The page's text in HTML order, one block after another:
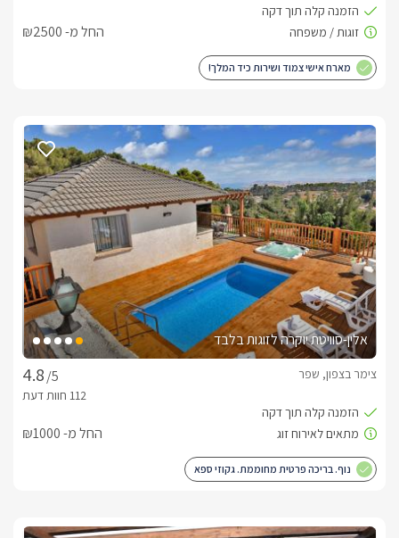
החל מ- ₪2500
מארח אישי צמוד ושירות כיד המלך!
אלין-סוויטת יוקרה לזוגות בלבד
/5
צימר בצפון, שפר
החל מ- ₪1000
נוף. בריכה פרטית מחוממת. גקוזי ספא